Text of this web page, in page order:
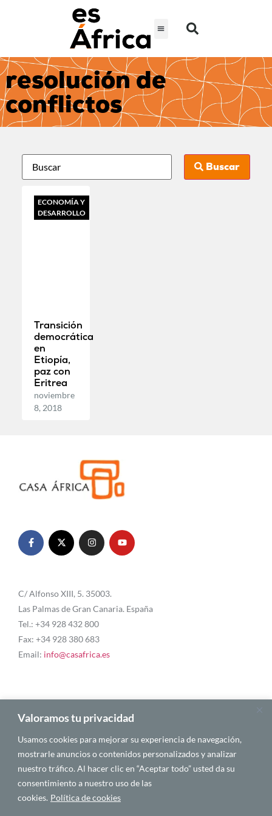
Valoramos tu privacidad
Usamos cookies para mejorar su experiencia de navegación,
mostrarle anuncios o contenidos personalizados y analizar
nuestro tráfico. Al hacer clic en “Aceptar todo” usted da su
consentimiento a nuestro uso de las
cookies. Política de cookies
resolución de
conflictos
Buscar
ECONOMÍA Y
DESARROLLO
Transición
democrática
en
Etiopía,
paz con
Eritrea
noviembre
8, 2018
C/ Alfonso XIII, 5. 35003.
Las Palmas de Gran Canaria. España
Tel.: +34 928 432 800
Fax: +34 928 380 683
Email: info@casafrica.es
Blog
Quiénes somos
Autores
Español